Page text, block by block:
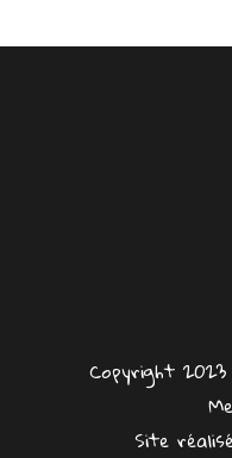
Copyright
Site